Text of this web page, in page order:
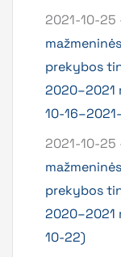
2021-10-25
prekybos
2020–2021
10-
2021-10-25
prekybos
2020–2021
10-22)